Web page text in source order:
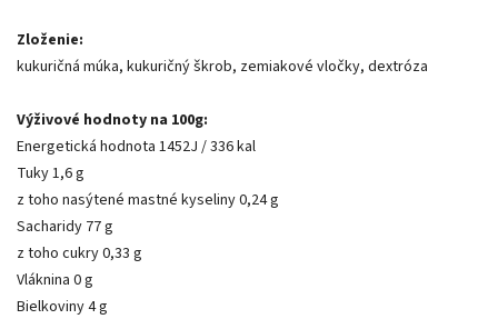
Zloženie:
kukuričná múka, kukuričný škrob, zemiakové vločky, dextróza
Výživové hodnoty na 100g:
Energetická hodnota 1452J / 336 kal
Tuky 1,6 g
z toho nasýtené mastné kyseliny 0,24 g
Sacharidy 77 g
z toho cukry 0,33 g
Vláknina 0 g
Bielkoviny 4 g